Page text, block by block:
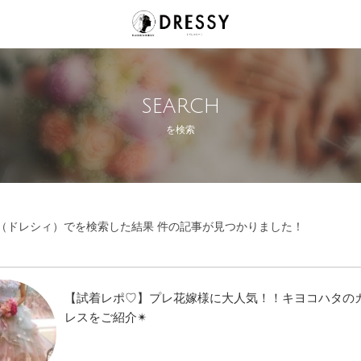
SEARCH
を検索
ドレシィ）でを検索した結果 件の記事が見つかりました！
【試着レポ♡】プレ花嫁様に大人気！！キヨコハタの
レスをご紹介✴